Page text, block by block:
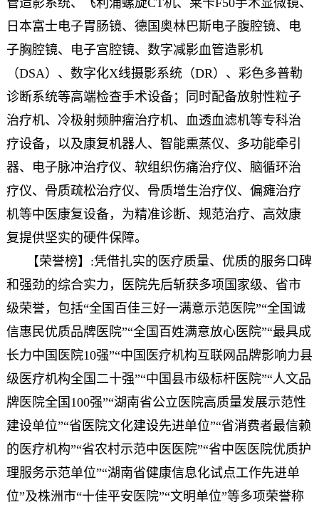
日本富士电子胃肠镜、德国奥林巴斯电子腹腔镜、电
子胸腔镜、电子宫腔镜、数字减影血管造影机
（DSA）、数字化X线摄影系统（DR）、彩色多普勒
诊断系统等高端检查手术设备；同时配备放射性粒子
治疗机、冷极射频肿瘤治疗机、血透血滤机等专科治
疗设备，以及康复机器人、智能熏蒸仪、多功能牵引
器、电子脉冲治疗仪、软组织伤痛治疗仪、脑循环治
疗仪、骨质疏松治疗仪、骨质增生治疗仪、偏瘫治疗
机等中医康复设备，为精准诊断、规范治疗、高效康
复提供坚实的硬件保障。
【荣誉榜】:凭借扎实的医疗质量、优质的服务口碑
和强劲的综合实力，医院先后斩获多项国家级、省市
级荣誉，包括“全国百佳三好一满意示范医院”“全国诚
信惠民优质品牌医院”“全国百姓满意放心医院”“最具成
长力中国医院10强”“中国医疗机构互联网品牌影响力县
级医疗机构全国二十强”“中国县市级标杆医院”“人文品
牌医院全国100强”“湖南省公立医院高质量发展示范性
建设单位”“省医院文化建设先进单位”“省消费者最信赖
的医疗机构”“省农村示范中医医院”“省中医医院优质护
理服务示范单位”“湖南省健康信息化试点工作先进单
位”及株洲市“十佳平安医院”“文明单位”等多项荣誉称